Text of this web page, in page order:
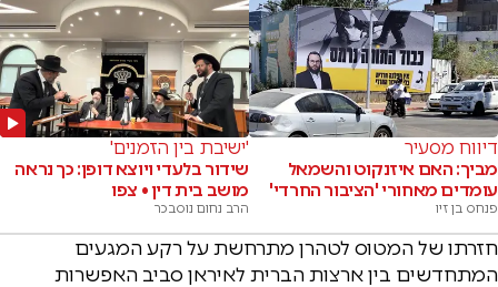
דיווח מסעיר
מביך: האם איזנקוט והשמאל
עומדים מאחורי 'הציבור החרדי'
פנחס בן זיו
'ישיבת בין הזמנים'
שידור בלעדי ויוצא דופן: כך נראה
מושב בית דין • צפו
הרב נחום נוסבכר
חזרתו של המטוס לטהרן מתרחשת על רקע המגעים
המתחדשים בין ארצות הברית לאיראן סביב האפשרות